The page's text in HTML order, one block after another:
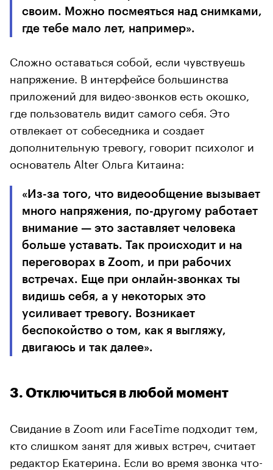
своим. Можно посмеяться над снимками,
где тебе мало лет, например».
Сложно оставаться собой, если чувствуешь
напряжение. В интерфейсе большинства
приложений для видео-звонков есть окошко,
где пользователь видит самого себя. Это
отвлекает от собеседника и создает
дополнительную тревогу, говорит психолог и
основатель Alter Ольга Китаина:
«Из-за того, что видеообщение вызывает
много напряжения, по-другому работает
внимание — это заставляет человека
больше уставать. Так происходит и на
переговорах в Zoom, и при рабочих
встречах. Еще при онлайн-звонках ты
видишь себя, а у некоторых это
усиливает тревогу. Возникает
беспокойство о том, как я выгляжу,
двигаюсь и так далее».
3. Отключиться в любой момент
Свидание в Zoom или FaceTime подходит тем,
кто слишком занят для живых встреч, считает
редактор Екатерина. Если во время звонка что-